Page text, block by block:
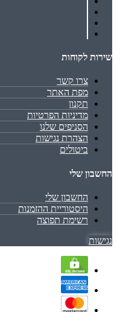
שירות לקוחות
צרו קשר
מפת האתר
תקנון
מדיניות הפרטיות
הסניפים שלנו
הצהרת נגישות
ביטולים
החשבון שלי
החשבון שלי
היסטוריית ההזמנות
רשימת תפוצה
נגישות